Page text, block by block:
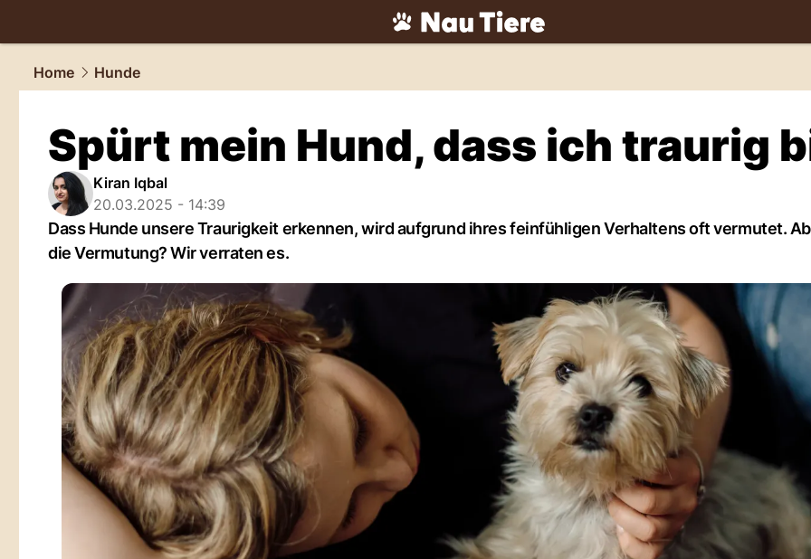
tiere.NAU.ch
Home
Hunde
Spürt mein Hund, dass ich traurig
Kiran Iqbal
20.03.2025 - 14:39
Dass Hunde unsere Traurigkeit erkennen, wird aufgrund ihres feinfühligen Verhaltens oft vermutet.
die Vermutung? Wir verraten es.